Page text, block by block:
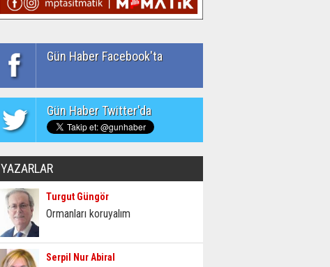
Gün Haber Facebook'ta
Gün Haber Twitter'da
YAZARLAR
Turgut Güngör
Ormanları koruyalım
Serpil Nur Abiral